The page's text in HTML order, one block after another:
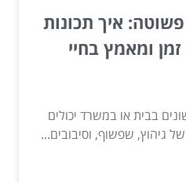
פשוטה: איך תכונות
ומאמץ בחיי
בבית או במשרד יכולים
גיהוץ, שפשוף, וסיבובים...